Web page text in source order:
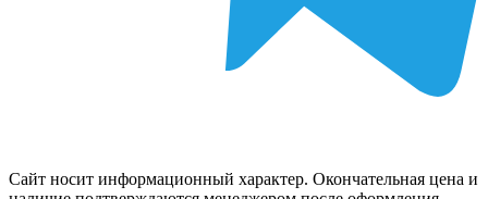
Сайт носит информационный характер. Окончательная цена и